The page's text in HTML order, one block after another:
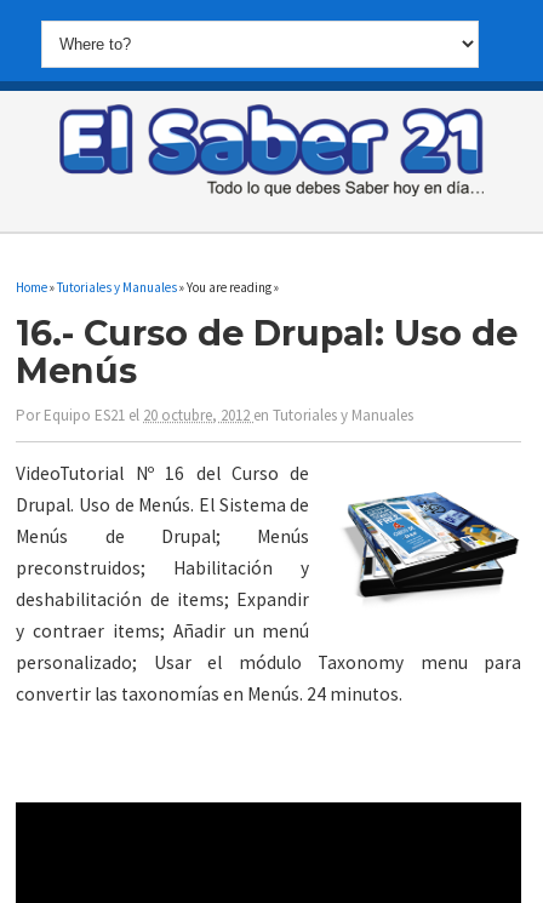
Home»Tutoriales y Manuales» You are reading »
16.- Curso de Drupal: Uso de
Menús
PorEquipo ES21 el 20 octubre, 2012 enTutoriales y Manuales
VideoTutorial Nº 16 del Curso de
Drupal. Uso de Menús. El Sistema de
Menús de Drupal; Menús
preconstruidos; Habilitación y
deshabilitación de items; Expandir
y contraer items; Añadir un menú
personalizado; Usar el módulo Taxonomy menu para
convertir las taxonomías en Menús. 24 minutos.